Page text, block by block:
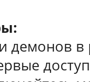
демонов в